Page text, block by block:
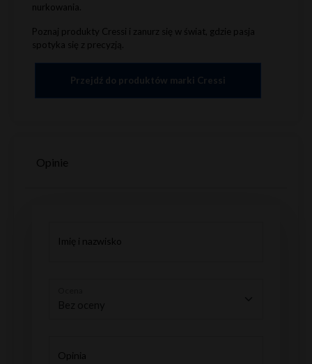
nurkowania.
Poznaj produkty Cressi i zanurz się w świat, gdzie pasja
spotyka się z precyzją.
Przejdź do produktów marki Cressi
Opinie
Imię i nazwisko
Opinia